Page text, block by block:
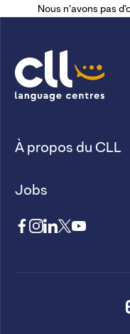
Nous n’avons pas
À propos du CLL
Jobs